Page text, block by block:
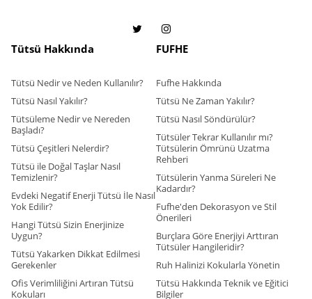
Tütsü Hakkında
Tütsü Nedir ve Neden Kullanılır?
Tütsü Nasıl Yakılır?
Tütsüleme Nedir ve Nereden
Başladı?
Tütsü Çeşitleri Nelerdir?
Tütsü ile Doğal Taşlar Nasıl
Temizlenir?
Evdeki Negatif Enerji Tütsü İle Nasıl
Yok Edilir?
Hangi Tütsü Sizin Enerjinize
Uygun?
Tütsü Yakarken Dikkat Edilmesi
Gerekenler
Ofis Verimliliğini Artıran Tütsü
Kokuları
FUFHE
Fufhe Hakkında
Tütsü Ne Zaman Yakılır?
Tütsü Nasıl Söndürülür?
Tütsüler Tekrar Kullanılır mı?
Tütsülerin Ömrünü Uzatma
Rehberi
Tütsülerin Yanma Süreleri Ne
Kadardır?
Fufhe'den Dekorasyon ve Stil
Önerileri
Burçlara Göre Enerjiyi Arttıran
Tütsüler Hangileridir?
Ruh Halinizi Kokularla Yönetin
Tütsü Hakkında Teknik ve Eğitici
Bilgiler